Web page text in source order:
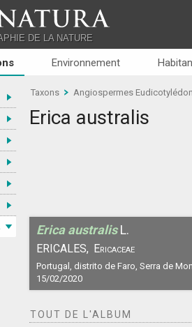
DE LA NATURE
Environnement
Taxons Angiospermes
Erica australis
Erica australis L.
ERICALES, Ericaceae
Portugal, distrito de Faro, Serra de
15/02/2020
TOUT DE L'ALBUM